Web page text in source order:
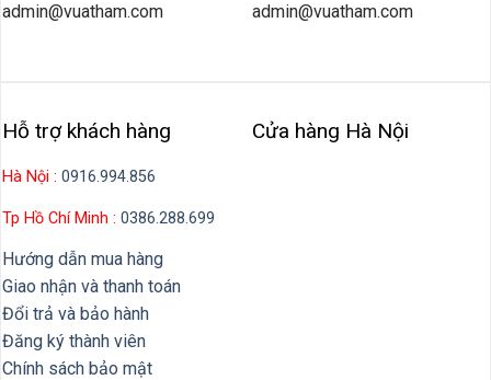
admin@vuatham.com
admin@vuatham.com
Hỗ trợ khách hàng
Hà Nội : 0916.994.856
Tp Hồ Chí Minh : 0386.288.699
Hướng dẫn mua hàng
Giao nhận và thanh toán
Đổi trả và bảo hành
Đăng ký thành viên
Chính sách bảo mật
Cửa hàng Hà Nội